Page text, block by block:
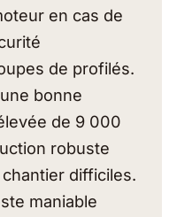
en cas de
de profilés.
bonne
de 9 000
robuste
difficiles.
maniable